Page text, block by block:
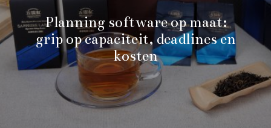
Planning software op maat:
grip op capaciteit, deadlines en
kosten